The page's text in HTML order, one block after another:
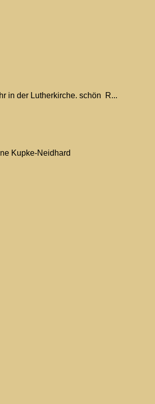
in der Lutherkirche. schön R...
Kupke-Neidhard